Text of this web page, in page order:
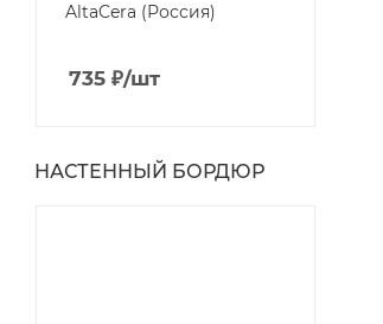
AltaCera (Россия)
735 ₽/шт
НАСТЕННЫЙ БОРДЮР